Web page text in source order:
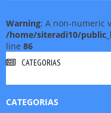
Warning: A non-numeric
/home/siteradi10/
line 86
CATEGORIAS
CATEGORIAS